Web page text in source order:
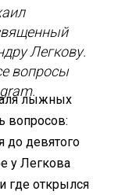
Легкову.
вопросы
лыжных
вопросов:
до девятого
у Легкова
где открылся